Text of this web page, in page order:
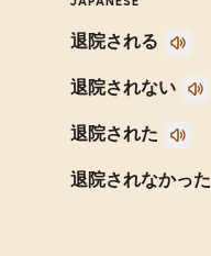
退院される
退院されない
退院された
退院されなかった